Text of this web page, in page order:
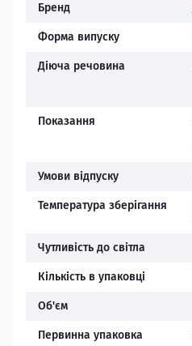
Бренд
Форма випуску
Діюча речовина
Показання
Умови відпуску
Температура зберігання
Чутливість до світла
Кількість в упаковці
Об'єм
Первинна упаковка